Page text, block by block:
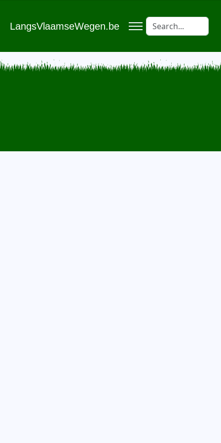
LangsVlaamseWegen.be